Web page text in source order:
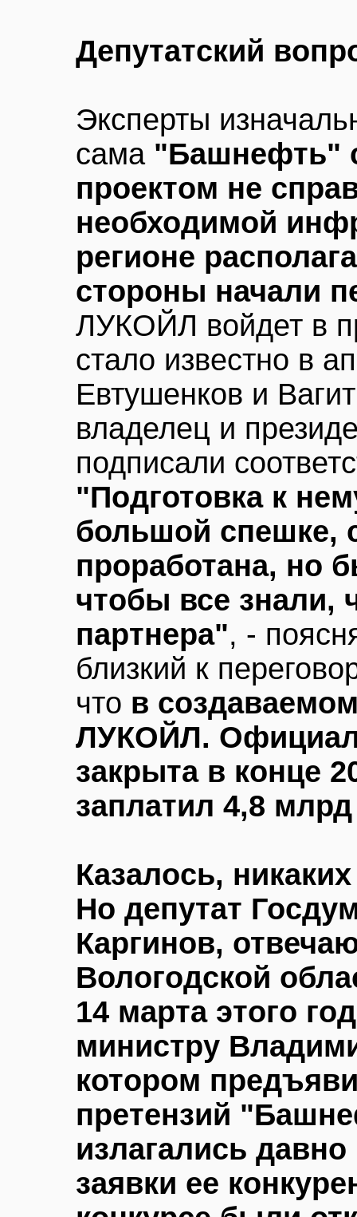
Депутатский
Эксперты
сама "Башнефть"
проектом не
необходимой
регионе
стороны начали
ЛУКОЙЛ войдет в
стало известно в
Евтушенков и
владелец и
подписали
"Подготовка к
большой спешке,
проработана, но
чтобы все
партнера", -
близкий к
что в
ЛУКОЙЛ.
закрыта в конце
заплатил 4,8
Казалось,
Но депутат
Каргинов,
Вологодской
14 марта этого
министру
котором
претензий
излагались
заявки ее